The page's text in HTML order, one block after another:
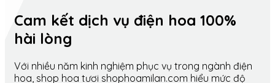
Cam kết dịch vụ điện hoa 100%
hài lòng
Với nhiều năm kinh nghiệm phục vụ trong ngành điện
hoa, shop hoa tươi shophoamilan.com hiểu mức độ